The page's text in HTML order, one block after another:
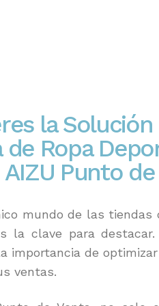
la
de Ropa
AIZU Punto
mundo de las tiendas
la clave para
importancia de
ventas.